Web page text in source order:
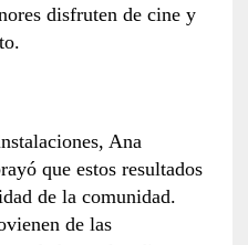
disfruten de cine y
Ana
que estos resultados
de la comunidad.
de las